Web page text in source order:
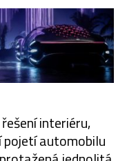
interiéru,
pojetí automobilu